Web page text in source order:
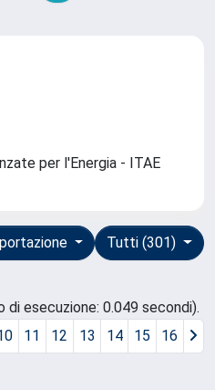
per l'Energia - ITAE
Tutti (301)
esecuzione: 0.049 secondi).
11 12 13 14 15 16